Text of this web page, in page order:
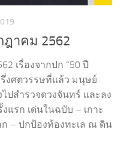
ฎาคม 2562
เรื่องจากปก “50 ปี
งศตวรรษที่แล้ว มนุษย์
ปสำรวจดวงจันทร์ และลง
แรก เด่นในฉบับ – เกาะ
– ปกป้องท้องทะเล ณ ดิน